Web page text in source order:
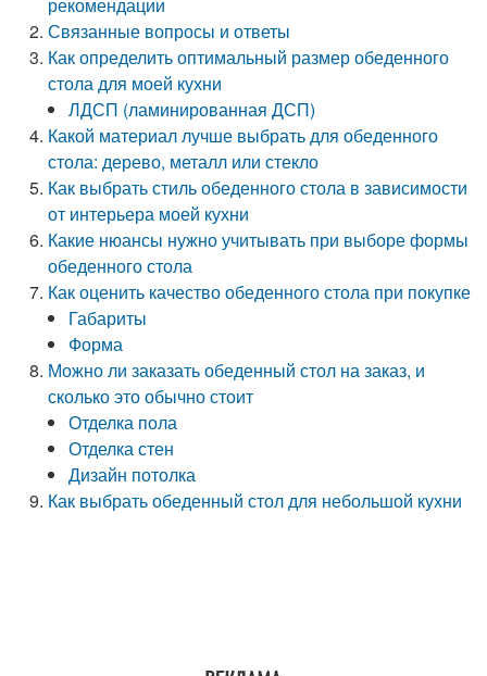
Связанные вопросы и ответы
Как определить оптимальный размер обеденного
стола для моей кухни
ЛДСП (ламинированная ДСП)
Какой материал лучше выбрать для обеденного
стола: дерево, металл или стекло
Как выбрать стиль обеденного стола в зависимости
от интерьера моей кухни
Какие нюансы нужно учитывать при выборе формы
обеденного стола
Как оценить качество обеденного стола при покупке
Габариты
Форма
Можно ли заказать обеденный стол на заказ, и
сколько это обычно стоит
Отделка пола
Отделка стен
Дизайн потолка
Как выбрать обеденный стол для небольшой кухни